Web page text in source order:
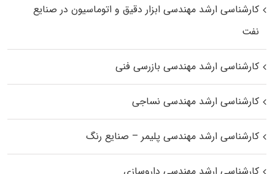
کارشناسی ارشد مهندسی ابزار دقیق و اتوماسیون در صنایع
نفت
کارشناسی ارشد مهندسی بازرسی فنی
کارشناسی ارشد مهندسی نساجی
کارشناسی ارشد مهندسی پلیمر – صنایع رنگ